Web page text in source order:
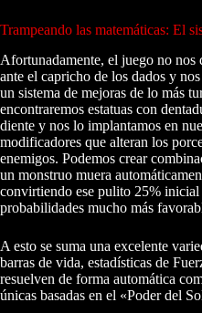
Trampeando las matemáticas: El
Afortunadamente, el juego no nos
ante el capricho de los dados y
un sistema de mejoras de lo más
encontraremos estatuas con
diente y nos lo implantamos en
modificadores que alteran los
enemigos. Podemos crear
un monstruo muera
convirtiendo ese pulito 25%
probabilidades mucho más
A esto se suma una excelente
barras de vida, estadísticas de
resuelven de forma automática
únicas basadas en el «Poder del